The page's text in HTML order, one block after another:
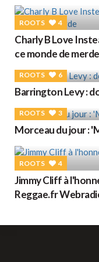
ROOTS 4
Charly B Love
ce monde de merde
ROOTS 6
Barrington Levy :
ROOTS 3
Morceau du jour :
ROOTS 4
Jimmy Cliff à
Reggae.fr